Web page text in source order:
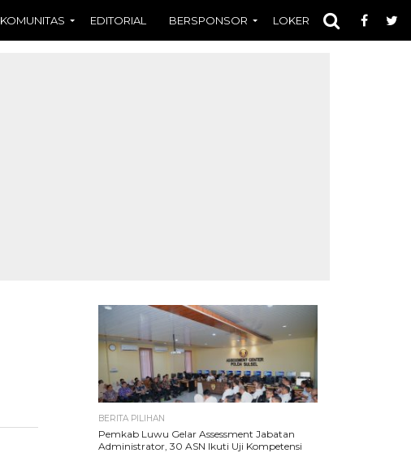
KOMUNITAS EDITORIAL BERSPONSOR LOKER OPINI
BERITA PILIHAN
Pemkab Luwu Gelar Assessment Jabatan
Administrator, 30 ASN Ikuti Uji Kompetensi